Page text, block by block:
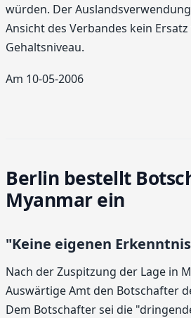
würden. Der
Ansicht des Verbandes kein
Gehaltsniveau.
Am 10-05-2006
Berlin bestellt
Myanmar ein
"Keine eigenen
Nach der Zuspitzung der Lage in
Auswärtige Amt den Botschafter
Dem Botschafter sei die